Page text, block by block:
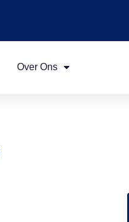
Over Ons